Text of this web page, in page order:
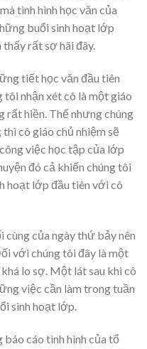
tình hình học văn của
buổi sinh hoạt lớp
thấy rất sợ hãi đây.
tiết học văn đầu tiên
tôi nhận xét cô là một giáo
rất hiền. Thế nhưng chúng
cô giáo chủ nhiệm sẽ
việc học tập của lớp
đó cả khiến chúng tôi
hoạt lớp đầu tiên với cô
của ngày thứ bảy nên
với chúng tôi đây là một
lo sợ. Một lát sau khi cô
việc cần làm trong tuần
sinh hoạt lớp.
cáo tình hình của tổ